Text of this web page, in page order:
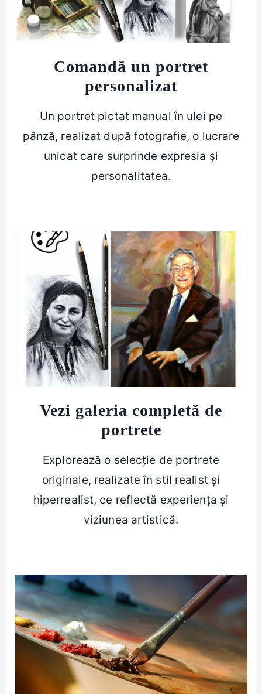
Comandă un portret
personalizat
Un portret pictat manual în ulei pe
pânză, realizat după fotografie, o lucrare
unicat care surprinde expresia și
personalitatea.
Vezi galeria completă de
portrete
Explorează o selecție de portrete
originale, realizate în stil realist și
hiperrealist, ce reflectă experiența și
viziunea artistică.